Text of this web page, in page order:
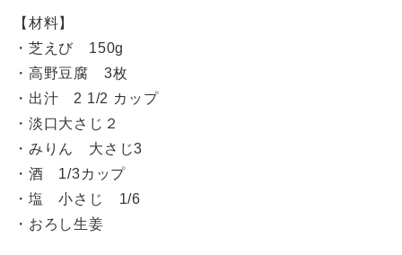
【材料】
・芝えび 150g
・高野豆腐 3枚
・出汁 2 1/2 カップ
・淡口大さじ２
・みりん 大さじ3
・酒 1/3カップ
・塩 小さじ 1/6
・おろし生姜